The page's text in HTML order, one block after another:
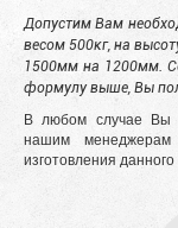
Допустим Вам
весом 500кг, на
1500мм на 1200мм.
формулу выше, Вы
В любом случае Вы
нашим
изготовления